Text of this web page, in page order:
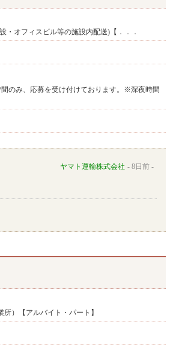
・オフィスビル等の施設内配送)【．．．
間のみ、応募を受け付けております。※深夜時間
ヤマト運輸株式会社 8日前
所）【アルバイト・パート】